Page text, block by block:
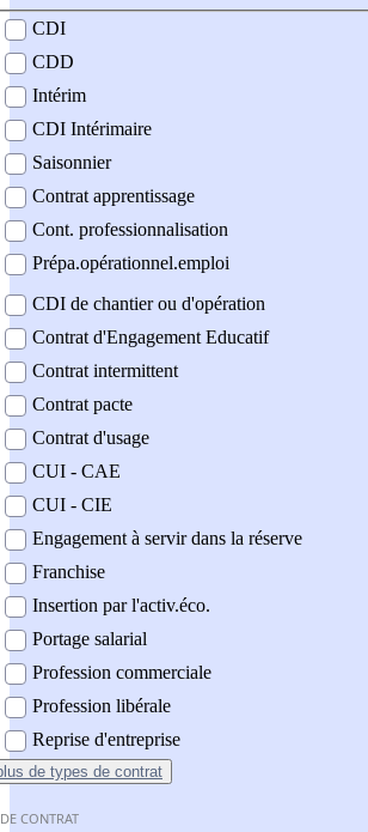
contrat
CDI
CDD
Intérim
CDI Intérimaire
Saisonnier
Contrat apprentissage
Cont. professionnalisation
Prépa.opérationnel.emploi
CDI de chantier ou d'opération
Contrat d'Engagement Educatif
Contrat intermittent
Contrat pacte
Contrat d'usage
CUI - CAE
CUI - CIE
Engagement à servir dans la réserve
Franchise
Insertion par l'activ.éco.
Portage salarial
Profession commerciale
Profession libérale
Reprise d'entreprise
de types de contrat
CONTRAT